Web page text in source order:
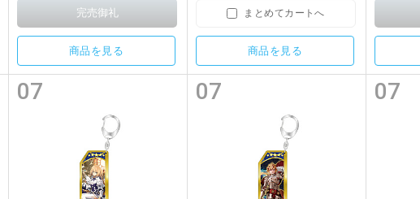
商品を見る
まとめてカートへ
商品を見る
07 07 07